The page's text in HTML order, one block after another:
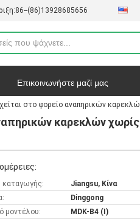
86--(86)13928685656
Επικοινωνήστε μαζί μας
Υποθέσεις
στο φορείο αναπηρικών
καρεκλών χωρίς
καταγωγής:
Jiangsu, Κίνα
Dinggong
μοντέλου:
MDK-B4 (Ι)